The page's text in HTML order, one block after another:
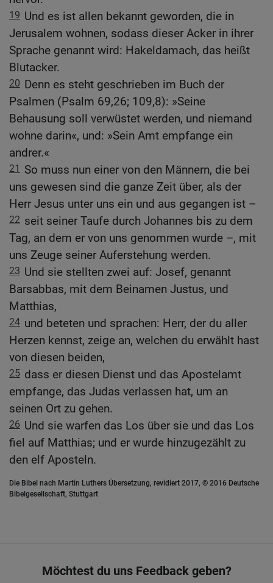
19 Und es ist allen bekannt geworden, die in
Jerusalem wohnen, sodass dieser Acker in ihrer
Sprache genannt wird: Hakeldamach, das heißt
Blutacker.
20 Denn es steht geschrieben im Buch der
Psalmen (Psalm 69,26; 109,8): »Seine
Behausung soll verwüstet werden, und niemand
wohne darin«, und: »Sein Amt empfange ein
andrer.«
21
So muss nun einer von den Männern, die bei
uns gewesen sind die ganze Zeit über, als der
Herr Jesus unter uns ein und aus gegangen ist –
22 seit seiner Taufe durch Johannes bis zu dem
Tag, an dem er von uns genommen wurde –, mit
uns Zeuge seiner Auferstehung werden.
23 Und sie stellten zwei auf: Josef, genannt
Barsabbas, mit dem Beinamen Justus, und
Matthias,
24 und beteten und sprachen: Herr, der du aller
Herzen kennst, zeige an, welchen du erwählt hast
von diesen beiden,
25 dass er diesen Dienst und das Apostelamt
empfange, das Judas verlassen hat, um an
seinen Ort zu gehen.
26 Und sie warfen das Los über sie und das Los
fiel auf Matthias; und er wurde hinzugezählt zu
den elf Aposteln.
Die Bibel nach Martin Luthers Übersetzung, revidiert 2017, © 2016 Deutsche
Bibelgesellschaft, Stuttgart
Möchtest du uns Feedback geben?